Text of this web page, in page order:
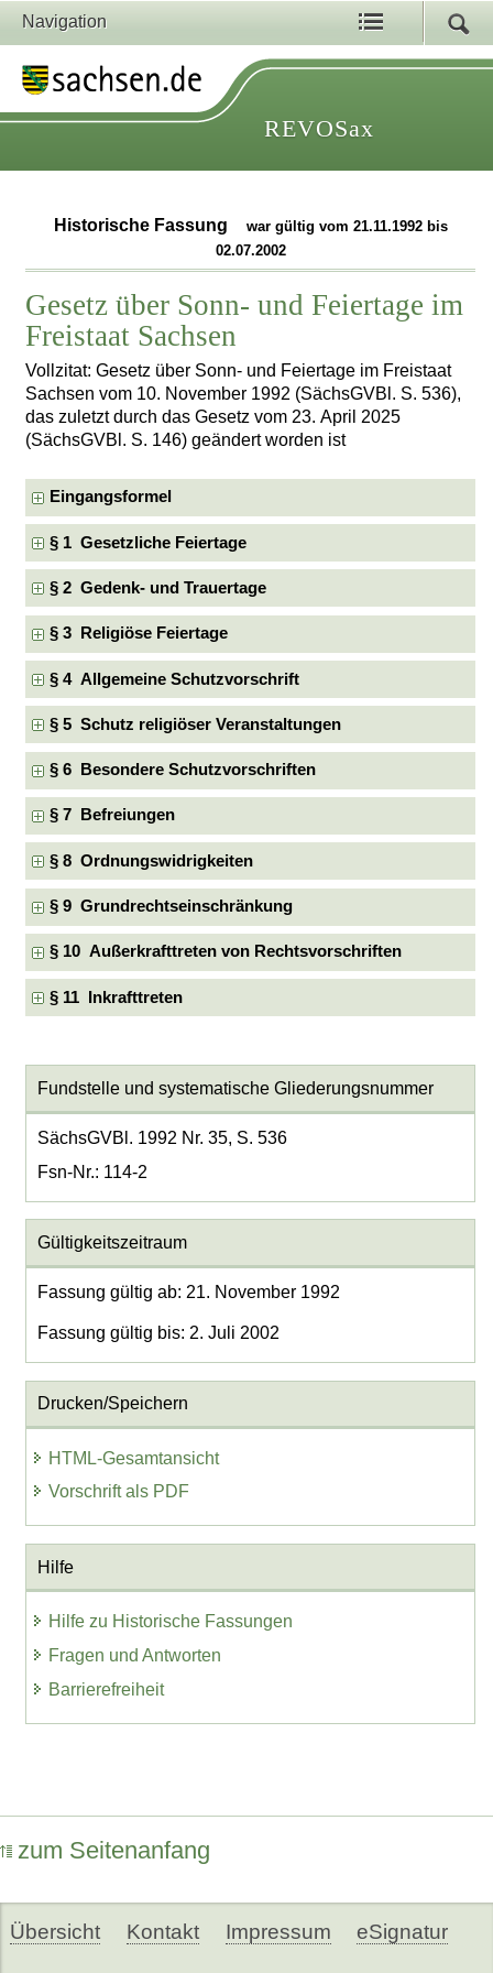
Navigation
REVOSax
Historische Fassung
war gültig vom 21.11.1992 bis
02.07.2002
Gesetz über Sonn- und Feiertage im
Freistaat Sachsen
Vollzitat: Gesetz über Sonn- und Feiertage im Freistaat
Sachsen vom 10. November 1992 (SächsGVBl. S. 536),
das zuletzt durch das Gesetz vom 23. April 2025
(SächsGVBl. S. 146) geändert worden ist
Eingangsformel
§ 1 Gesetzliche Feiertage
§ 2 Gedenk- und Trauertage
§ 3 Religiöse Feiertage
§ 4 Allgemeine Schutzvorschrift
§ 5 Schutz religiöser Veranstaltungen
§ 6 Besondere Schutzvorschriften
§ 7 Befreiungen
§ 8 Ordnungswidrigkeiten
§ 9 Grundrechtseinschränkung
§ 10 Außerkrafttreten von Rechtsvorschriften
§ 11 Inkrafttreten
Fundstelle und systematische Gliederungsnummer
SächsGVBl. 1992 Nr. 35, S. 536
Fsn-Nr.: 114-2
Gültigkeitszeitraum
Fassung gültig ab: 21. November 1992
Fassung gültig bis: 2. Juli 2002
Drucken/Speichern
HTML-Gesamtansicht
Vorschrift als PDF
Hilfe
Hilfe zu Historische Fassungen
Fragen und Antworten
Barrierefreiheit
zum Seitenanfang
Übersicht Kontakt Impressum eSignatur